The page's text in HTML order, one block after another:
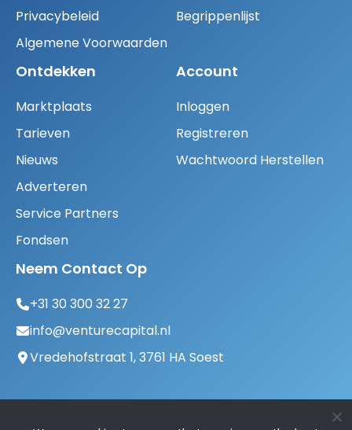
Privacybeleid
Algemene Voorwaarden
Begrippenlijst
Ontdekken
Marktplaats
Tarieven
Nieuws
Adverteren
Service Partners
Fondsen
Account
Inloggen
Registreren
Wachtwoord Herstellen
Neem Contact Op
+31 30 300 32 27
info@venturecapital.nl
Vredehofstraat 1, 3761 HA Soest